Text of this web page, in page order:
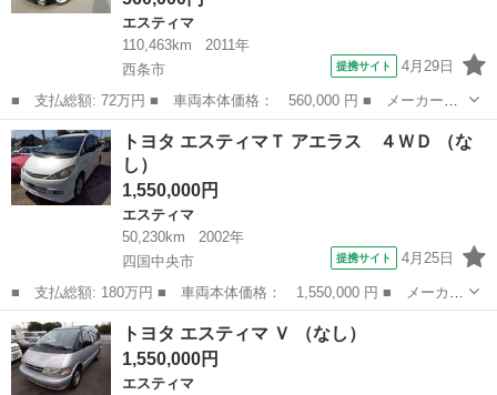
エスティマ
110,463km
2011年
西条市
提携サイト 4月29日
■ 支払総額: 72万円 ■ 車両本体価格： 560,000 円 ■ メーカー
名： トヨタ ■ 車種名： エスティマ ■ グレード名： ２．４ア
エラス Ｇエディション ナビ フルセグ Ｂｌｕｅｔｏｏｔｈ バ
ックカメラ 両側...
愛媛 西条市 エスティマ
トヨタ エスティマＴ アエラス ４ＷＤ （な
し）
1,550,000円
エスティマ
50,230km
2002年
四国中央市
提携サイト 4月25日
■ 支払総額: 180万円 ■ 車両本体価格： 1,550,000 円 ■ メーカー
名： トヨタ ■ 車種名： エスティマＴ ■ グレード名： アエラ
ス ４ＷＤ ■ 排気量： 2400cc ■ ドア枚数： 5D ■ ミッシ...
愛媛 四国中央市
トヨタ エスティマ Ｖ （なし）
1,550,000円
エスティマ